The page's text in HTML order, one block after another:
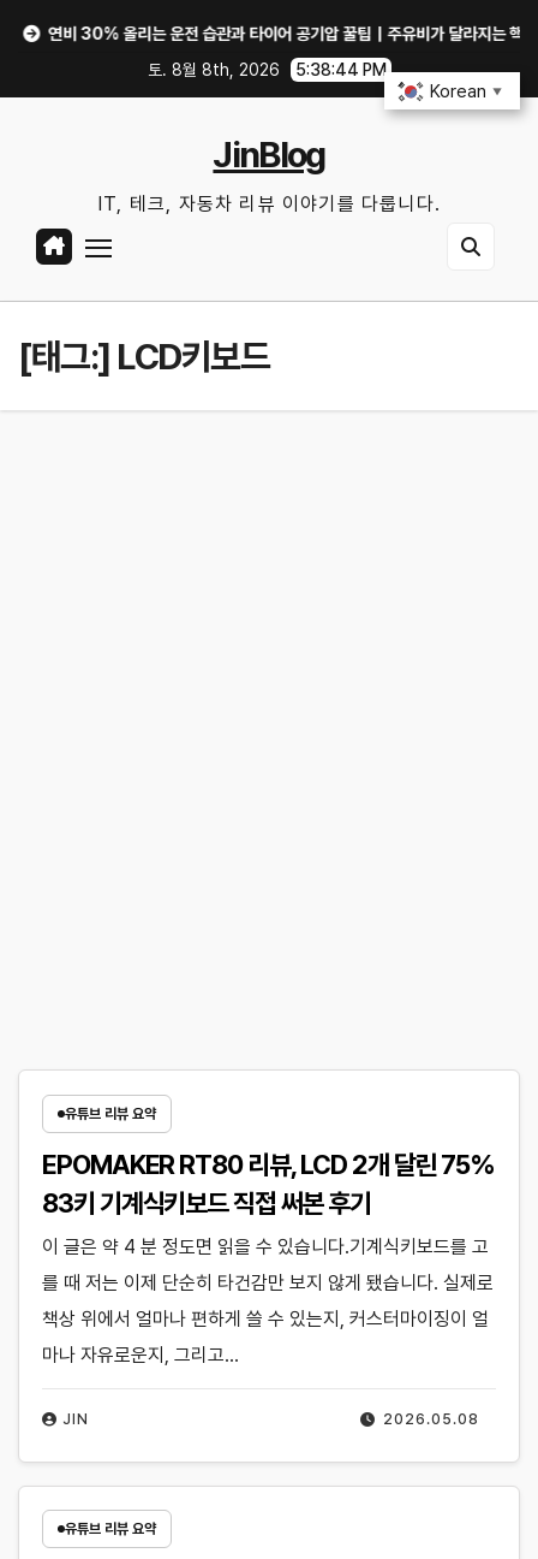
비 30% 올리는 운전 습관과 타이어 공기압 꿀팁｜주유비가 달라지는 핵심은?
토. 8월 8th, 2026
5:38:45 PM
JinBlog
IT, 테크, 자동차 리뷰 이야기를 다룹니다.
[태그:] LCD키보드
유튜브 리뷰 요약
EPOMAKER RT80 리뷰, LCD 2개 달린 75%
83키 기계식키보드 직접 써본 후기
2026.05.08
JIN
이 글은 약 4 분 정도면 읽을 수 있습니다.기계식키보드를 고
를 때 저는 이제 단순히 타건감만 보지 않게 됐습니다. 실제로
책상 위에서 얼마나 편하게 쓸 수 있는지, 커스터마이징이 얼
마나 자유로운지, 그리고…
유튜브 리뷰 요약
Korean ▼